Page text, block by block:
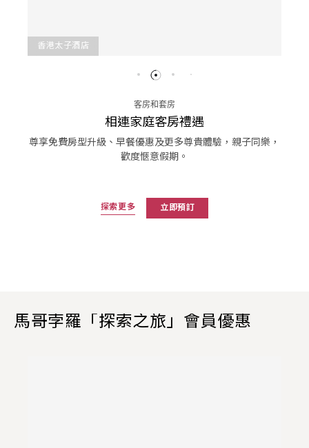
香港太子酒店
客房和套房
相連家庭客房禮遇
尊享免費房型升級、早餐優惠及更多尊貴體驗，親子同樂，
歡度愜意假期。
探索更多 立即預訂
馬哥孛羅「探索之旅」會員優惠